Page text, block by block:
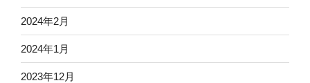
2024年2月
2024年1月
2023年12月